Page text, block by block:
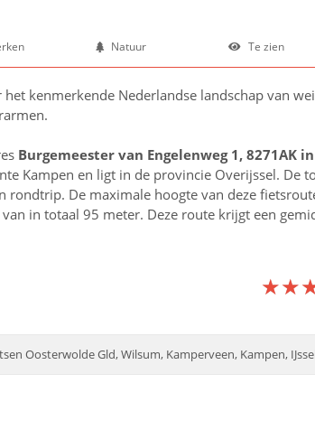
Natuur Te zien
kenmerkende Nederlandse landschap van
Burgemeester van Engelenweg 1, 8271AK in
Kampen en ligt in de provincie Overijssel. De
rondtrip. De maximale hoogte van deze
in totaal 95 meter. Deze route krijgt een
Oosterwolde Gld, Wilsum, Kamperveen, Kampen,